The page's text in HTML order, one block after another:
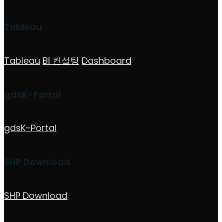
Tableau
Tableau BI 컨설팅 Dashboard
gdsK-Portal
gdsK-Portal
SHP Download
SHP Download